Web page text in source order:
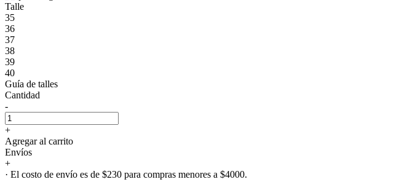
Talle
35
36
37
38
39
40
Guía de talles
Cantidad
-
+
Agregar al carrito
Envíos
+
· El costo de envío es de $230 para compras menores a $4000.